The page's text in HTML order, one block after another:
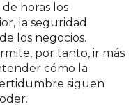
horas los
la seguridad
los negocios.
por tanto, ir más
cómo la
siguen